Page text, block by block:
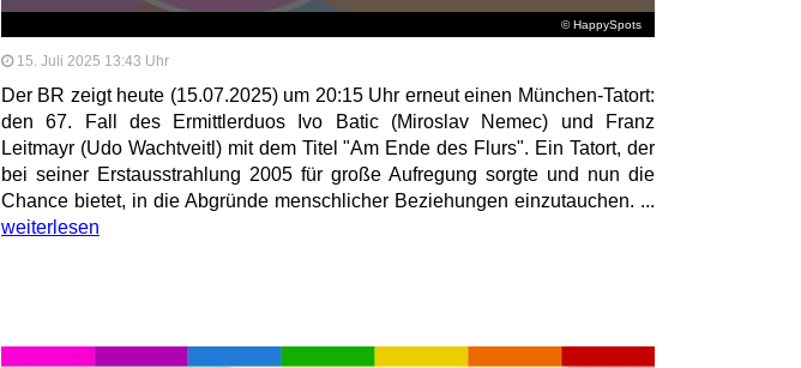
© HappySpots
15. Juli 2025 13:43 Uhr
Der BR zeigt heute (15.07.2025) um 20:15 Uhr erneut einen München-Tatort:
den 67. Fall des Ermittlerduos Ivo Batic (Miroslav Nemec) und Franz
Leitmayr (Udo Wachtveitl) mit dem Titel "Am Ende des Flurs". Ein Tatort, der
bei seiner Erstausstrahlung 2005 für große Aufregung sorgte und nun die
Chance bietet, in die Abgründe menschlicher Beziehungen einzutauchen. ...
weiterlesen